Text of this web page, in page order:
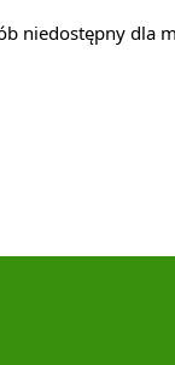
niedostępny dla